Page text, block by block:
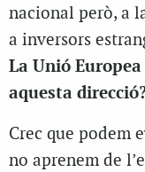
nacional però, a
a inversors
La Unió
aquesta
Crec que podem
no aprenem de